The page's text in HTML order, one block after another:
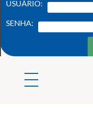
USUÁRIO:
SENHA: